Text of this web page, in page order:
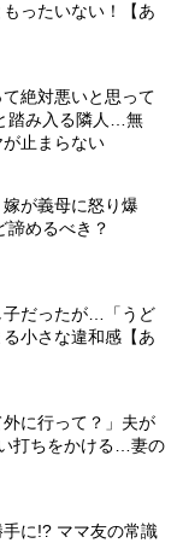
ったいない！【あ
て絶対悪いと思って
踏み入る隣人…無
止まらない
が義母に怒り爆
諦めるべき？
子だったが…「うど
小さな違和感【あ
外に行って？」夫が
打ちをかける…妻の
手に!? ママ友の常識